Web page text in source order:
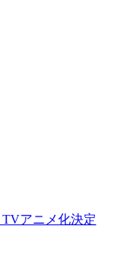
アニメ化決定